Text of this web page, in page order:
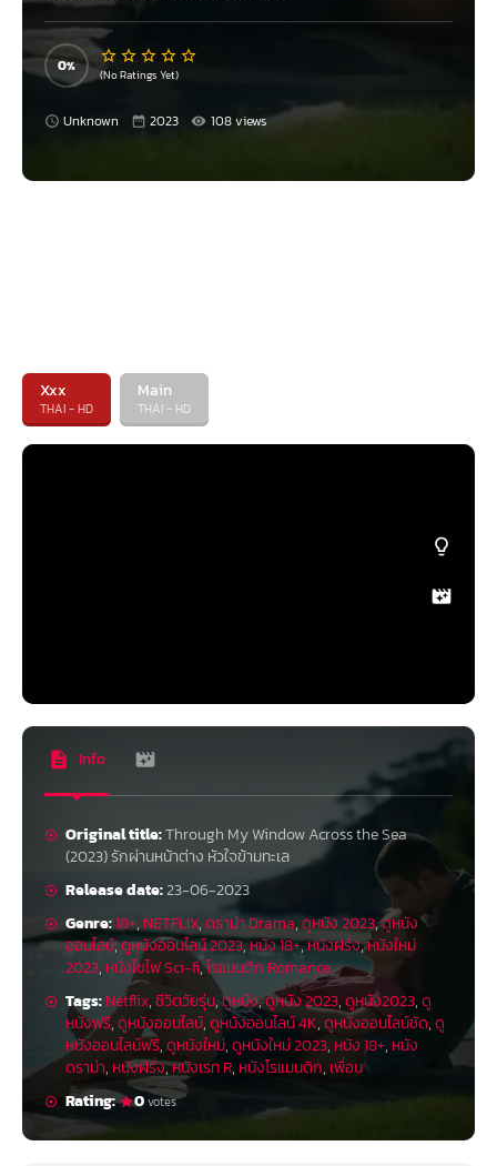
0 (No Ratings Yet)
Unknown 2023 108 views
Xxx
THAI - HD
Main
THAI - HD
Info
Original title:Through My Window Across the Sea
(2023) รักผ่านหน้าต่าง หัวใจข้ามทะเล
Release date:23-06-2023
Genre:18+, NETFLIX,ดราม่า Drama,ดูหนัง 2023,ดูหนัง
ออนไลน์,ดูหนังออนไลน์ 2023,หนัง 18+,หนังฝรั่ง,หนังใหม่
2023, หนังไซไฟ Sci-fi,โรแมนติก Romance
Tags:Netflix,ชีวิตวัยรุ่น,ดูหนัง,ดูหนัง 2023,ดูหนัง2023,ดู
หนังฟรี,ดูหนังออนไลน์,ดูหนังออนไลน์ 4K,ดูหนังออนไลน์ชัด,ดู
หนังออนไลน์ฟรี,ดูหนังใหม่,ดูหนังใหม่ 2023, หนัง 18+, หนัง
ดราม่า, หนังฝรั่ง,หนังเรท R, หนังโรแมนติก, เพื่อน
Rating:
0votes